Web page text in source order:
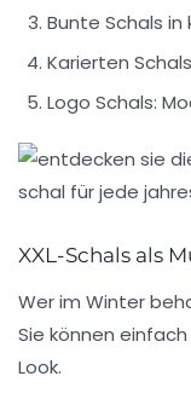
Bunte Schals in
Karierten Schals
Logo Schals:
XXL-Schals als
Wer im Winter
Sie können
Look.